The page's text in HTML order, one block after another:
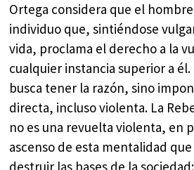
Ortega considera que el
individuo que, sintiéndose
vida, proclama el derecho a la
cualquier instancia superior a
busca tener la razón, sino
directa, incluso violenta. La
no es una revuelta violenta, en
ascenso de esta mentalidad